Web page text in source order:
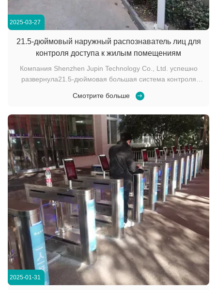
2025-03-27
21.5-дюймовый наружный распознаватель лиц для
контроля доступа к жилым помещениям
Компания Shenzhen Jupin Technology Co., Ltd. успешно
развернула21.5-дюймовая большая система контроля
повышает безопасность и удобство при одновременной
для наружных условий. Основные моменты п...
Смотрите больше
2025-01-31